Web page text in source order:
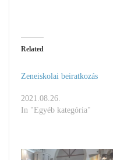
Related
Zeneiskolai beiratkozás
2021.08.26.
In "Egyéb kategória"